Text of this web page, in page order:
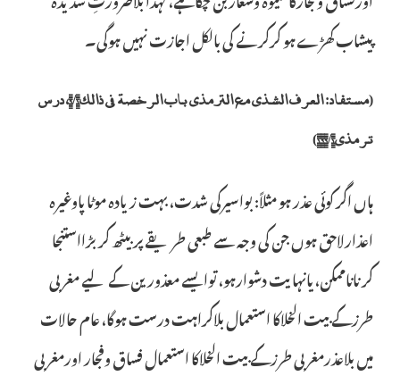
پیشاب کھڑے ہو کرکرنے کی بالکل اجازت نہیں ہوگی۔
(مستفاد: العرف الشذی مع الترمذی باب الرخصۃ فی ذالک۹/۱، درس
ترمذی۱۹۹/۱)
ہاں اگر کوئی عذر ہو مثلاً: بواسیرکی شدت، بہت زیادہ موٹا پاوغیرہ
اعذارلاحق ہوں جن کی وجہ سے طبعی طریقے پر بیٹھ کر بڑااستنجا
کرناناممکن، یانہایت دشوارہو، توایسے معذورین کے لیے مغربی
طرزکے بیت الخلاکا استعمال بلاکراہت درست ہوگا، عام حالات
میں بلاعذرمغربی طرزکے بیت الخلاکا استعمال فساق وفجار اورمغربی